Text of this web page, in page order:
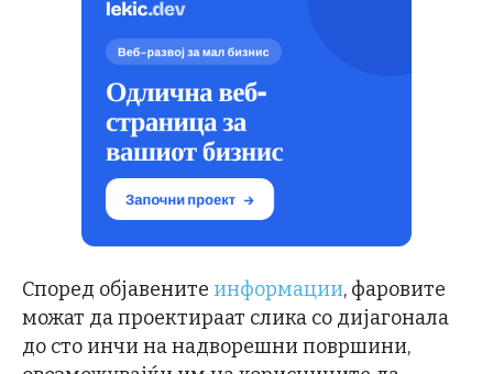
Според објавените информации, фаровите
можат да проектираат слика со дијагонала
до сто инчи на надворешни површини,